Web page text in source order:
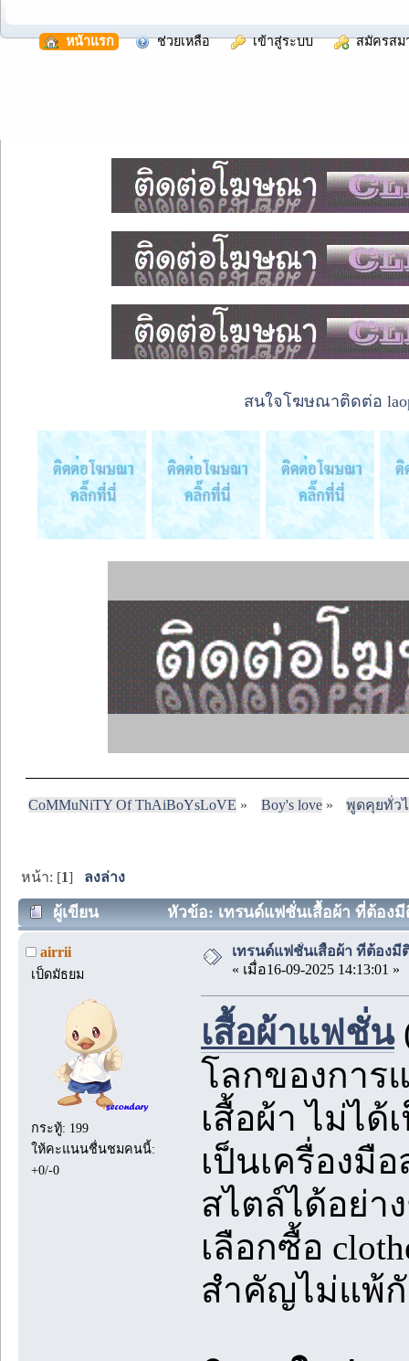
หน้าแรก ช่วยเหลือ เข้าสู่ระบบ สมัครสม
สนใจโฆษณาติดต่อ
CoMMuNiTY Of ThAiBoYsLoVE » Boy's love» พูดคุยทั่ว
หน้า: [1] ลงล่าง
ผู้เขียน หัวข้อ: เทรนด์แฟชั่นเสื้อผ้า ที่ต้องมี
airrii
เป็ดมัธยม
กระทู้: 199
ให้คะแนนชื่นชมคนนี้:
+0/-0
เทรนด์แฟชั่นเสื้อผ้า ที่ต้องมี
« เมื่อ16-09-2025 14:13:01 »
เสื้อผ้าแฟชั่น
โลกของการ
เสื้อผ้า ไม่ไ
เป็นเครื่องมื
สไตล์ได้อย่า
เลือกซื้อ
สำคัญไม่แพ้